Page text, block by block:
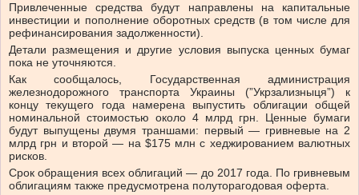
Привлеченные средства будут направлены на капитальные
инвестиции и пополнение оборотных средств (в том числе для
рефинансирования задолженности).
Детали размещения и другие условия выпуска ценных бумаг
пока не уточняются.
Как сообщалось, Государственная администрация
железнодорожного транспорта Украины (”Укрзализныця”) к
концу текущего года намерена выпустить облигации общей
номинальной стоимостью около 4 млрд грн. Ценные бумаги
будут выпущены двумя траншами: первый — гривневые на 2
млрд грн и второй — на $175 млн с хеджированием валютных
рисков.
Срок обращения всех облигаций — до 2017 года. По гривневым
облигациям также предусмотрена полуторагодовая оферта.